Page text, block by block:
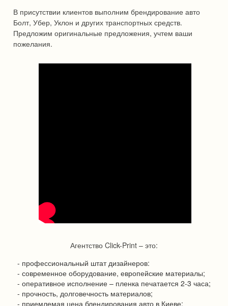
В присутствии клиентов выполним брендирование авто
Болт, Убер, Уклон и других транспортных средств.
Предложим оригинальные предложения, учтем ваши
пожелания.
Агентство Click-Print – это:
- профессиональный штат дизайнеров:
- современное оборудование, европейские материалы;
- оперативное исполнение – пленка печатается 2-3 часа;
- прочность, долговечность материалов;
- приемлемая цена блендирования авто в Киеве;